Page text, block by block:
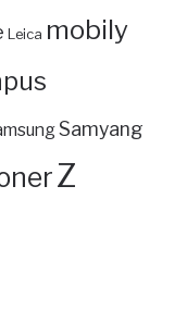
Leica mobily
Samyang
Z